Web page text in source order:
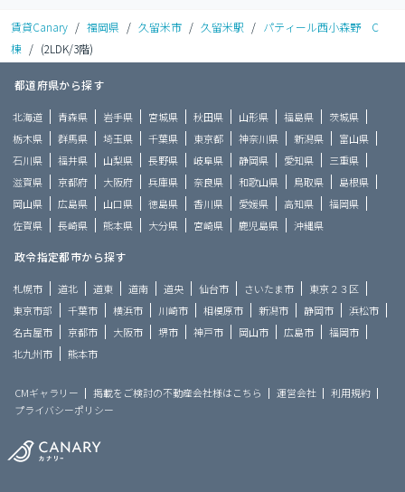
賃貸Canary / 福岡県 / 久留米市 / 久留米駅 / パティール西小森野 C
棟 / (2LDK/3階)
都道府県から探す
北海道 青森県 岩手県 宮城県 秋田県 山形県 福島県
茨城県
栃木県
群馬県 埼玉県 千葉県 東京都 神奈川県 新潟県
富山県
石川県
福井県 山梨県 長野県 岐阜県 静岡県 愛知県
三重県
滋賀県
京都府 大阪府 兵庫県 奈良県 和歌山県 鳥取県
島根県
岡山県
広島県 山口県 徳島県 香川県 愛媛県 高知県
福岡県
佐賀県
長崎県 熊本県 大分県 宮崎県 鹿児島県 沖縄県
政令指定都市から探す
札幌市 道北 道東 道南 道央 仙台市 さいたま市
東京２３区
東京市部
千葉市 横浜市 川崎市 相模原市 新潟市 静岡市
浜松市
名古屋市
京都市 大阪市 堺市 神戸市 岡山市 広島市
福岡市
北九州市
熊本市
CMギャラリー 掲載をご検討の不動産会社様はこちら 運営会社
利用規約
プライバシーポリシー